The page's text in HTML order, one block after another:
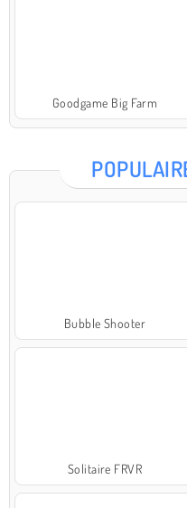
Goodgame Big Farm
Bubble Shooter
Solitaire FRVR